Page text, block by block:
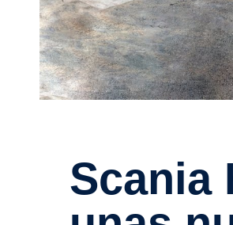
Scania Hispania se traslada a